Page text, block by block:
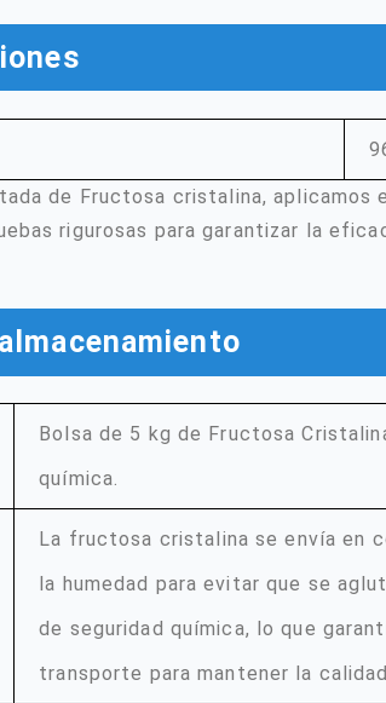
de Fructosa cristalina,
rigurosas para garantizar la
Bolsa de 5 kg de Fructosa
química.
La fructosa cristalina se envía en
la humedad para evitar que se
de seguridad química, lo que
transporte para mantener la